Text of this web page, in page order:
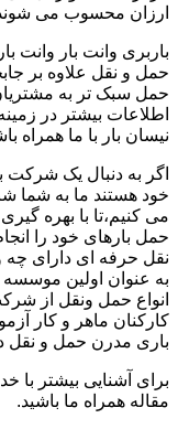
ارزان محسوب می
باربری وانت بار وانت
حمل و نقل علاوه بر
حمل سبک تر به
اطلاعات بیشتر در
نیسان بار با ما همراه
اگر به دنبال یک
خود هستند ما به شما
می کنیم،تا با بهره
حمل بارهای خود را
نقل حرفه ای دارای
به عنوان اولین موسسه
انواع حمل ونقل از
کارکنان ماهر و کار
باری مدرن حمل و نقل
برای آشنایی بیشتر با
مقاله همراه ما باشید.